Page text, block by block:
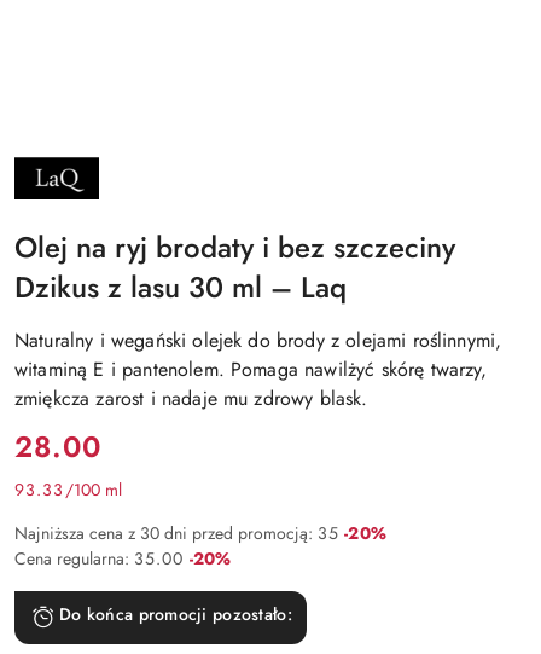
NAZWA
PRODUCENTA:
LAQ
Olej na ryj brodaty i bez szczeciny
Dzikus z lasu 30 ml – Laq
Naturalny i wegański olejek do brody z olejami roślinnymi,
witaminą E i pantenolem. Pomaga nawilżyć skórę twarzy,
zmiękcza zarost i nadaje mu zdrowy blask.
Cena:
28.00
93.33 /100 ml
Najniższa cena z 30 dni przed promocją: 35 Rabat:
-20%
Cena regularna: 35.00 Rabat:
-20%
Do końca promocji pozostało: